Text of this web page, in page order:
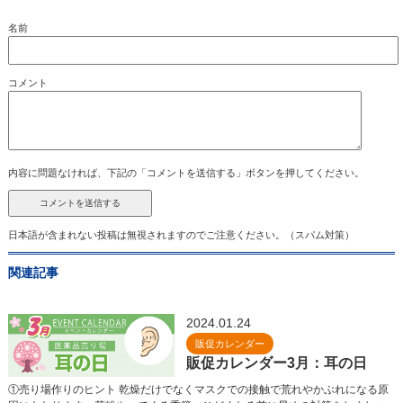
名前
コメント
内容に問題なければ、下記の「コメントを送信する」ボタンを押してください。
日本語が含まれない投稿は無視されますのでご注意ください。（スパム対策）
関連記事
2024.01.24
販促カレンダー
販促カレンダー3月：耳の日
①売り場作りのヒント 乾燥だけでなくマスクでの接触で荒れやかぶれになる原